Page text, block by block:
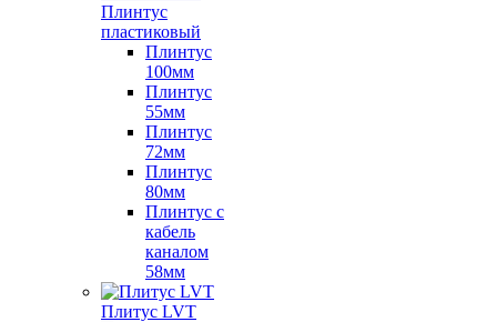
Плинтус
пластиковый
Плинтус
100мм
Плинтус
55мм
Плинтус
72мм
Плинтус
80мм
Плинтус с
кабель
каналом
58мм
Плитус LVT